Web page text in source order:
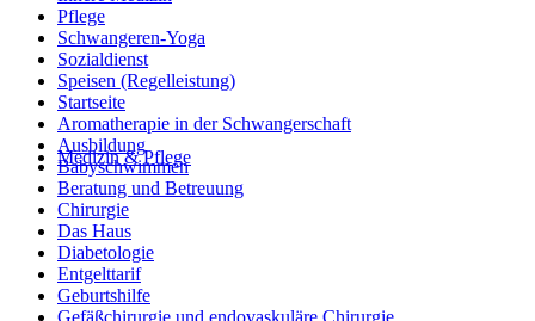
Medizin & Pflege
Pflege
Schwangeren-Yoga
Sozialdienst
Speisen (Regelleistung)
Startseite
Aromatherapie in der Schwangerschaft
Ausbildung
Babyschwimmen
Beratung und Betreuung
Chirurgie
Das Haus
Diabetologie
Entgelttarif
Geburtshilfe